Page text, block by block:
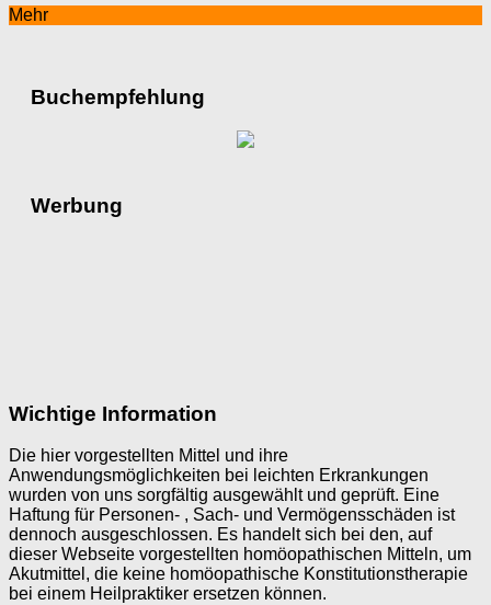
Mehr
Buchempfehlung
Werbung
Wichtige Information
Die hier vorgestellten Mittel und ihre
Anwendungsmöglichkeiten bei leichten Erkrankungen
wurden von uns sorgfältig ausgewählt und geprüft. Eine
Haftung für Personen- , Sach- und Vermögensschäden ist
dennoch ausgeschlossen. Es handelt sich bei den, auf
dieser Webseite vorgestellten homöopathischen Mitteln, um
Akutmittel, die keine homöopathische Konstitutionstherapie
bei einem Heilpraktiker ersetzen können.